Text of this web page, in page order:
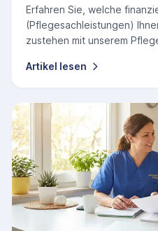
Erfahren Sie, welche
(Pflegesachleistungen)
zustehen mit unserem
Artikel lesen